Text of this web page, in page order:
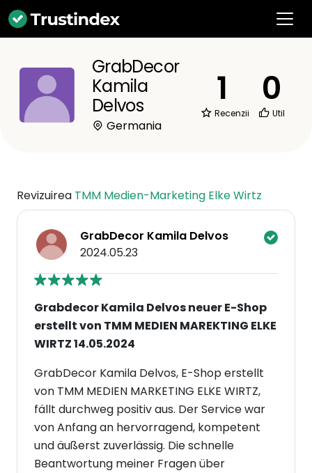
GrabDecor
Kamila
Delvos
Germania
1
Recenzii
0
Util
Revizuirea TMM Medien-Marketing Elke Wirtz
GrabDecor Kamila Delvos
2024.05.23
Grabdecor Kamila Delvos neuer E-Shop
erstellt von TMM MEDIEN MAREKTING ELKE
WIRTZ 14.05.2024
GrabDecor Kamila Delvos, E-Shop erstellt
von TMM MEDIEN MARKETING ELKE WIRTZ,
fällt durchweg positiv aus. Der Service war
von Anfang an hervorragend, kompetent
und äußerst zuverlässig. Die schnelle
Beantwortung meiner Fragen über